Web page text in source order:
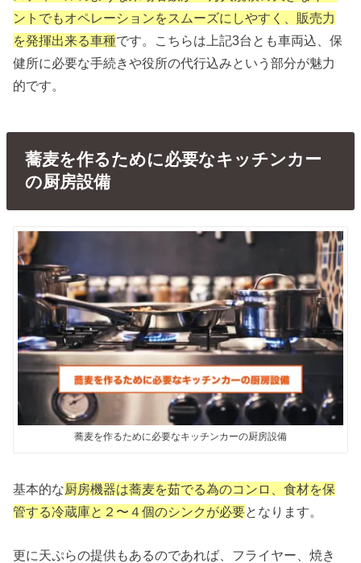
ントでもオペレーションをスムーズにしやすく、販売力
を発揮出来る車種です。こちらは上記3台とも車両込、保
健所に必要な手続きや役所の代行込みという部分が魅力
的です。
蕎麦を作るために必要なキッチンカー
の厨房設備
蕎麦を作るために必要なキッチンカーの厨房設備
基本的な厨房機器は蕎麦を茹でる為のコンロ、食材を保
管する冷蔵庫と２〜４個のシンクが必要となります。
更に天ぷらの提供もあるのであれば、フライヤー、焼き